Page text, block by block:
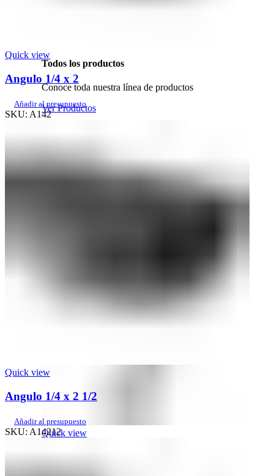
Todos los productos
Conoce toda nuestra línea de productos
Ver Productos
Productos Populares
Quick view
Espada o bayoneta simple
Quick view
Angulo 1/4 x 2
Añadir al presupuesto
SKU: A142
Quick view
Angulo 1/4 x 2 1/2
Añadir al presupuesto
SKU: A14212